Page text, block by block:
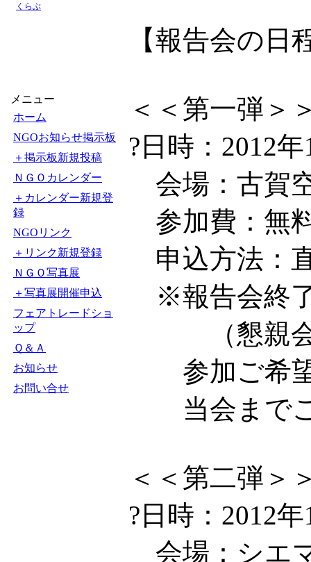
くらぶ
メニュー
ホーム
NGOお知らせ掲示板
＋掲示板新規投稿
ＮＧＯカレンダー
＋カレンダー新規登
録
NGOリンク
＋リンク新規登録
ＮＧＯ写真展
＋写真展開催申込
フェアトレードショ
ップ
Ｑ＆Ａ
お知らせ
お問い合せ
【報告会の日
＜＜第一弾＞
?日時：2012
会場：古賀
参加費：無
申込方法：
※報告会終
（懇親会参
参加ご希望
当会までご
＜＜第二弾＞
?日時：2012
会場：シエ